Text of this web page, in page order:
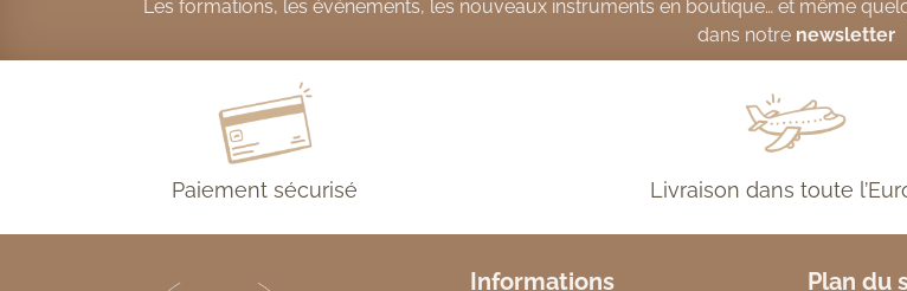
Les formations, les événements, les nouveaux instruments en boutique… et même
dans notre newsletter
Paiement sécurisé Livraison dans toute
Informations Plan du